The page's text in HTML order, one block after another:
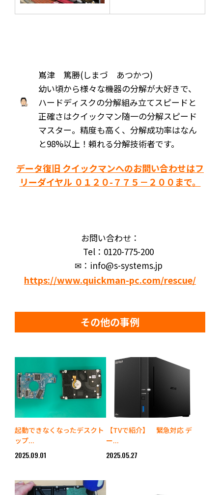
嶌津 篤勝(しまづ あつかつ)
幼い頃から様々な機器の分解が大好きで、
ハードディスクの分解組み立てスピードと
正確さはクイックマン随一の分解スピード
マスター。精度も高く、分解成功率はなん
と98%以上！頼れる分解技術者です。
データ復旧 クイックマンへのお問い合わせはフ
リーダイヤル ０１２０-７７５－２００まで。
お問い合わせ：
Tel：0120-775-200
✉：info@s-systems.jp
https://www.quickman-pc.com/rescue/
その他の事例
起動できなくなったデスクト
ップ...
2025.09.01
【TVで紹介】 緊急対応 デ
ー...
2025.05.27